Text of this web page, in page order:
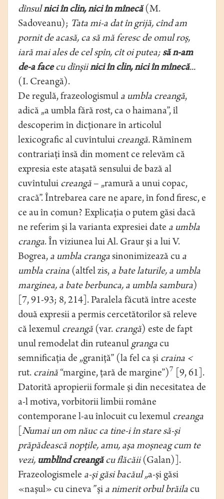
dînsulnici în clin, nici înmînecă(M.
Sadoveanu); Tata mi-a dat în grijă, cînd am
pornit de acasă, ca să mă feresc de omul roş,
iară mai ales de cel spîn, cît oi putea; să n-am
de-a facecu dînşiinici în clin, nici în mînecă...
(I. Creangă).
De regulă, frazeologismul a umbla creangă,
adică „a umbla fără rost, ca o haimana”, îl
descoperim în dicţionare în articolul
lexicografic al cuvîntului creangă.Rămînem
contrariaţi însă din moment ce relevăm că
expresia este ataşată sensului de bază al
cuvîntului creangă– „ramură a unui copac,
cracă”. Întrebarea care ne apare, în fond firesc, e
ce au în comun? Explicaţia o putem găsi dacă
ne referim şi la varianta expresiei date a umbla
cranga. În viziunea lui Al. Graur şi a lui V.
Bogrea, a umbla crangasinonimizează cu a
umbla craina (altfel zis, a bate laturile, a umbla
marginea, a bate berbunca, a umbla sambura)
[7, 91-93; 8, 214]. Paralela făcută între aceste
două expresii a permis cercetătorilor să releve
că lexemul creangă (var. crangă) este de fapt
unul remodelat din ruteanulgranga cu
semnificaţia de „graniţă” (la fel ca şi craina <
rut. craină “margine, ţară de margine”)7 [9, 61].
Datorită apropierii formale şi din necesitatea de
a-l motiva, vorbitorii limbii române
contemporane l-au înlocuit cu lexemul creanga
[Numai un om năuc ca tine-i în stare să-şi
prăpădească nopţile, amu, aşa moşneag cum te
vezi, umblînd creangăcu flăcăii(Galan)].
Frazeologismele a-şi găsi bacăul „a-şi găsi
«naşul» cu cineva”şi a nimerit orbul brăila cu